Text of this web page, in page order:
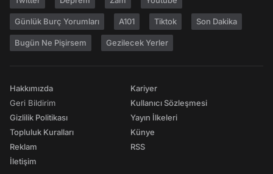
Günlük Burç Yorumları A101 Tiktok Son Dakika
Bugün Ne Pişirsem Gezilecek Yerler
Hakkımızda
Geri Bildirim
Gizlilik Politikası
Topluluk Kuralları
Reklam
İletişim
Kariyer
Kullanıcı Sözleşmesi
Yayın İlkeleri
Künye
RSS